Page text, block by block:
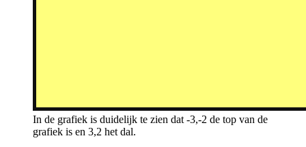
In de grafiek is duidelijk te zien dat -3,-2 de top van de
grafiek is en 3,2 het dal.